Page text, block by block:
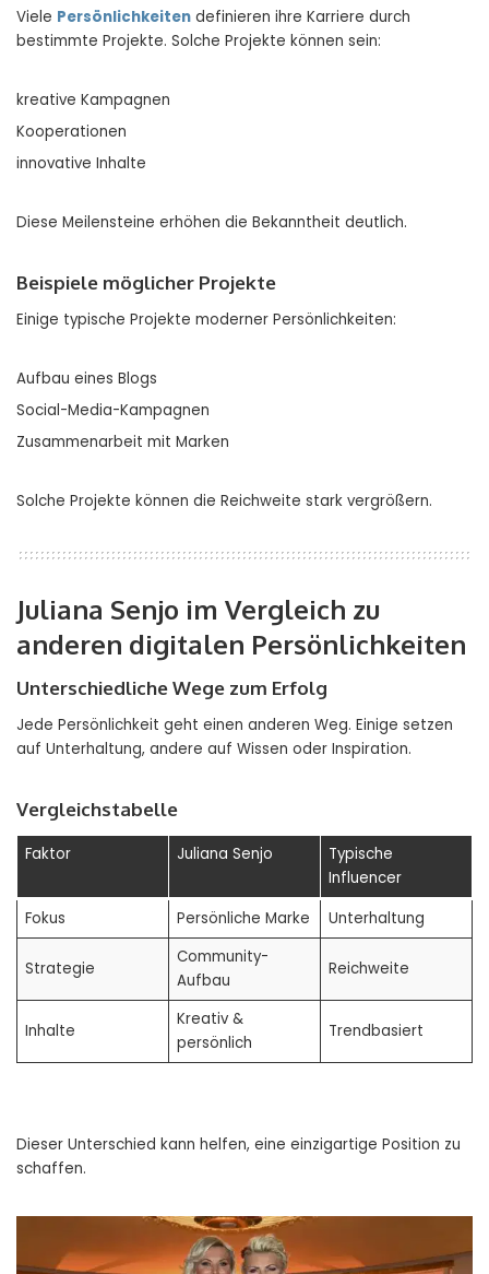
Viele Persönlichkeiten definieren ihre Karriere durch
bestimmte Projekte. Solche Projekte können sein:
kreative Kampagnen
Kooperationen
innovative Inhalte
Diese Meilensteine erhöhen die Bekanntheit deutlich.
Beispiele möglicher Projekte
Einige typische Projekte moderner Persönlichkeiten:
Aufbau eines Blogs
Social-Media-Kampagnen
Zusammenarbeit mit Marken
Solche Projekte können die Reichweite stark vergrößern.
Juliana Senjo im Vergleich zu
anderen digitalen Persönlichkeiten
Unterschiedliche Wege zum Erfolg
Jede Persönlichkeit geht einen anderen Weg. Einige setzen
auf Unterhaltung, andere auf Wissen oder Inspiration.
Vergleichstabelle
Faktor Juliana Senjo
Typische
Influencer
Fokus
Persönliche Marke Unterhaltung
Strategie
Community-
Aufbau
Reichweite
Inhalte
Kreativ &
persönlich
Trendbasiert
Dieser Unterschied kann helfen, eine einzigartige Position zu
schaffen.